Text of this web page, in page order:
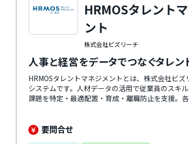
HRMOSタレント
ント
株式会社ビズリーチ
人事と経営をデータでつなぐタレン
HRMOSタレントマネジメントとは、株式会社ビ
システムです。人材データの活用で従業員のスキ
課題を特定・最適配置・育成・離職防止を支援。
の成功・戦略人事の実現に向けて徹底的に伴走し
は、社内の人材とポジションのマッチングをAIに
携も強化しており、HRMOS採用やHRMOS勤怠と
ります。
要問合せ